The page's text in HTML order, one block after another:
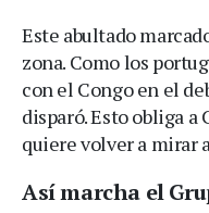
Este abultado
zona. Como los
con el Congo en el
disparó. Esto obliga a
quiere volver a mirar
Así marcha el